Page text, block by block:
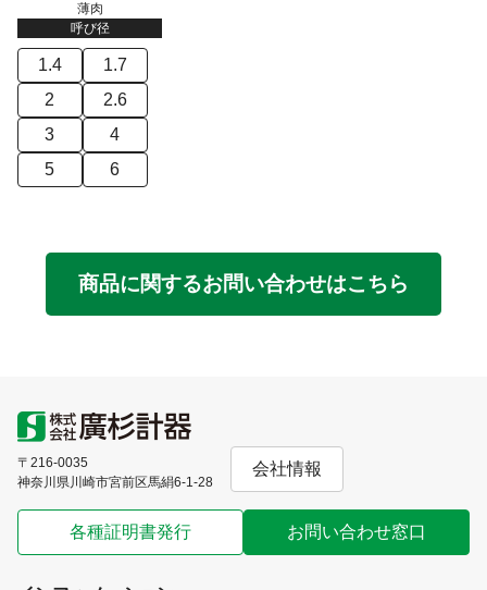
薄肉
呼び径
1.4
1.7
2
2.6
3
4
5
6
商品に関するお問い合わせはこちら
〒216-0035
神奈川県川崎市宮前区馬絹6-1-28
会社情報
各種証明書発行 お問い合わせ窓口